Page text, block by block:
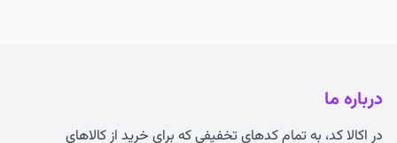
درباره ما
در اکالا کد، به تمام کدهای تخفیفی که برای خرید از کالاهای